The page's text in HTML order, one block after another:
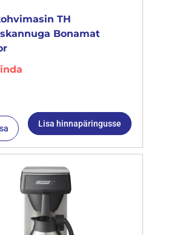
TH
Bonamat
Lisa hinnapäringusse